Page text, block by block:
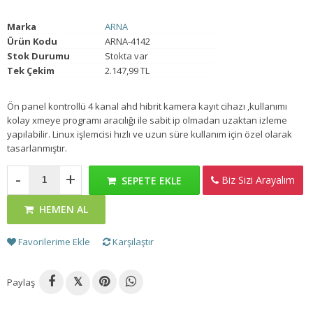
Marka
ARNA
Ürün Kodu
ARNA-4142
Stok Durumu
Stokta var
Tek Çekim
2.147,99 TL
Ön panel kontrollü 4 kanal ahd hibrit kamera kayıt cihazı ,kullanımı
kolay xmeye programı aracılığı ile sabit ip olmadan uzaktan izleme
yapılabilir. Linux işlemcisi hızlı ve uzun süre kullanım için özel olarak
tasarlanmıştır.
- + SEPETE EKLE
HEMEN AL
Favorilerime Ekle Karşılaştır
Biz Sizi Arayalım
Paylaş 𝕏